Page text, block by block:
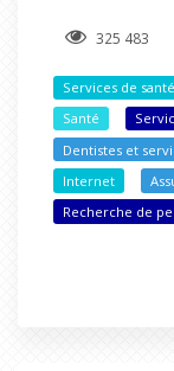
325 483
Services de santé
Santé
Dentistes et
Internet
Recherche de